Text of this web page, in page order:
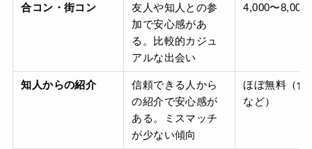
合コン・街コン
友人や知人との参
加で安心感があ
る。比較的カジュ
アルな出会い
4,000〜8,000
知人からの紹介
信頼できる人から
の紹介で安心感が
ある。ミスマッチ
が少ない傾向
ほぼ無料（食
など）